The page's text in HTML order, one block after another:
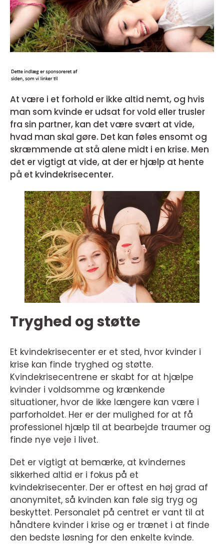
At være i et forhold er ikke altid nemt, og hvis
man som kvinde er udsat for vold eller trusler
fra sin partner, kan det være svært at vide,
hvad man skal gøre. Det kan føles ensomt og
skræmmende at stå alene midt i en krise. Men
det er vigtigt at vide, at der er hjælp at hente
på et kvindekrisecenter.
Tryghed og støtte
Et kvindekrisecenter er et sted, hvor kvinder i
krise kan finde tryghed og støtte.
Kvindekrisecentrene er skabt for at hjælpe
kvinder i voldsomme og krænkende
situationer, hvor de ikke længere kan være i
parforholdet. Her er der mulighed for at få
professionel hjælp til at bearbejde traumer og
finde nye veje i livet.
Det er vigtigt at bemærke, at kvindernes
sikkerhed altid er i fokus på et
kvindekrisecenter. Der er oftest en høj grad af
anonymitet, så kvinden kan føle sig tryg og
beskyttet. Personalet på centret er vant til at
håndtere kvinder i krise og er trænet i at finde
den bedste løsning for den enkelte kvinde.